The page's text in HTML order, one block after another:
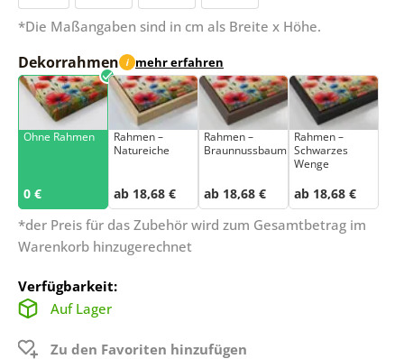
*Die Maßangaben sind in cm als Breite x Höhe.
Dekorrahmen i mehr erfahren
Ohne Rahmen
0 €
Rahmen –
Natureiche
ab 18,68 €
Rahmen –
Braunnussbaum
ab 18,68 €
Rahmen –
Schwarzes
Wenge
ab 18,68 €
*der Preis für das Zubehör wird zum Gesamtbetrag im
Warenkorb hinzugerechnet
Verfügbarkeit:
Auf Lager
Zu den Favoriten hinzufügen